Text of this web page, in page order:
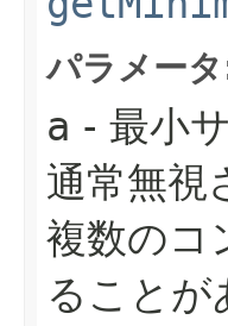
パラメー
a - 最小
通常無視
複数のコ
ることが